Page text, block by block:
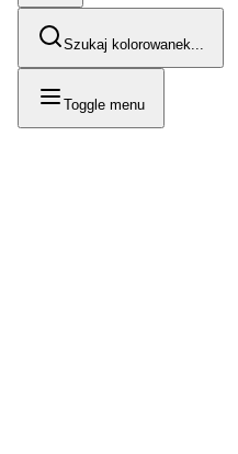
Szukaj kolorowanek...
Toggle menu